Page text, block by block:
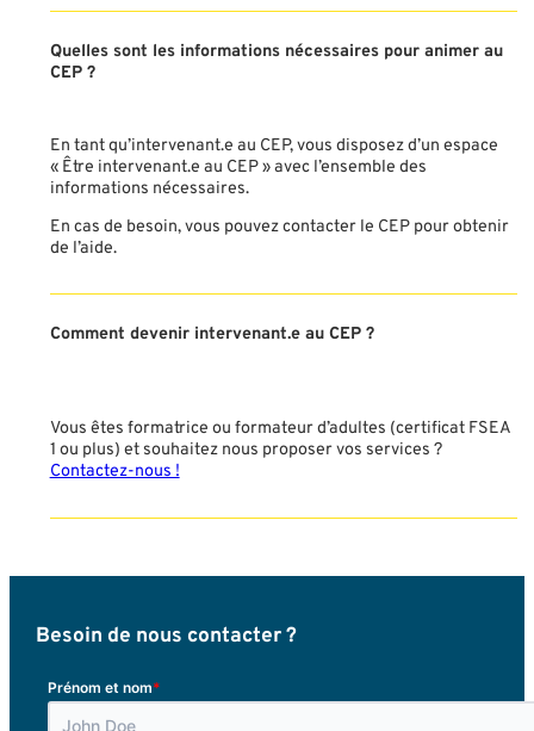
Quelles sont les informations nécessaires pour animer au
CEP ?
En tant qu’intervenant.e au CEP, vous disposez d’un espace
« Être intervenant.e au CEP » avec l’ensemble des
informations nécessaires.
En cas de besoin, vous pouvez contacter le CEP pour obtenir
de l’aide.
Comment devenir intervenant.e au CEP ?
Vous êtes formatrice ou formateur d’adultes (certificat FSEA
1 ou plus) et souhaitez nous proposer vos services ?
Contactez-nous !
Besoin de nous contacter ?
Prénom et nom*